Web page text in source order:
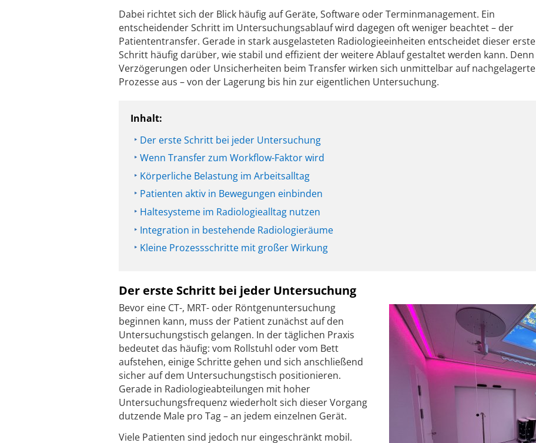
Dabei richtet sich der Blick häufig auf Geräte, Software oder Terminmanagement. Ein
entscheidender Schritt im Untersuchungsablauf wird dagegen oft weniger beachtet – der
Patiententransfer. Gerade in stark ausgelasteten Radiologieeinheiten entscheidet dieser erste
Schritt häufig darüber, wie stabil und effizient der weitere Ablauf gestaltet werden kann. Denn
Verzögerungen oder Unsicherheiten beim Transfer wirken sich unmittelbar auf nachgelagerte
Prozesse aus – von der Lagerung bis hin zur eigentlichen Untersuchung.
Inhalt:
Der erste Schritt bei jeder Untersuchung
Wenn Transfer zum Workflow-Faktor wird
Körperliche Belastung im Arbeitsalltag
Patienten aktiv in Bewegungen einbinden
Haltesysteme im Radiologiealltag nutzen
Integration in bestehende Radiologieräume
Kleine Prozessschritte mit großer Wirkung
Der erste Schritt bei jeder Untersuchung
Bevor eine CT-, MRT- oder Röntgenuntersuchung
beginnen kann, muss der Patient zunächst auf den
Untersuchungstisch gelangen. In der täglichen Praxis
bedeutet das häufig: vom Rollstuhl oder vom Bett
aufstehen, einige Schritte gehen und sich anschließend
sicher auf dem Untersuchungstisch positionieren.
Gerade in Radiologieabteilungen mit hoher
Untersuchungsfrequenz wiederholt sich dieser Vorgang
dutzende Male pro Tag – an jedem einzelnen Gerät.
Viele Patienten sind jedoch nur eingeschränkt mobil.